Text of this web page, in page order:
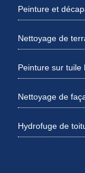
Peinture et
Nettoyage de
Peinture sur tuile
Nettoyage de
Hydrofuge de